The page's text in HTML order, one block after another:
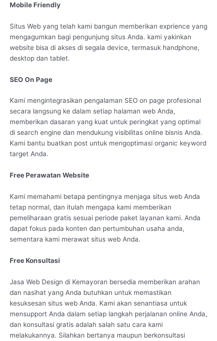
Mobile Friendly
Situs Web yang telah kami bangun memberikan exprience yang
mengagumkan bagi pengunjung situs Anda. kami yakinkan
website bisa di akses di segala device, termasuk handphone,
desktop dan tablet.
SEO On Page
Kami mengintegrasikan pengalaman SEO on page profesional
secara langsung ke dalam setiap halaman web Anda,
memberikan dasaran yang kuat untuk peringkat yang optimal
di search engine dan mendukung visibilitas online bisnis Anda.
Kami bantu buatkan post untuk mengoptimasi organic keyword
target Anda.
Free Perawatan Website
Kami memahami betapa pentingnya menjaga situs web Anda
tetap normal, dan itulah mengapa kami memberikan
pemeliharaan gratis sesuai periode paket layanan kami. Anda
dapat fokus pada konten dan pertumbuhan usaha anda,
sementara kami merawat situs web Anda.
Free Konsultasi
Jasa Web Design di Kemayoran bersedia memberikan arahan
dan nasihat yang Anda butuhkan untuk memastikan
kesuksesan situs web Anda. Kami akan senantiasa untuk
mensupport Anda dalam setiap langkah perjalanan online Anda,
dan konsultasi gratis adalah salah satu cara kami
melakukannya. Silahkan bertanya maupun berkonsultasi